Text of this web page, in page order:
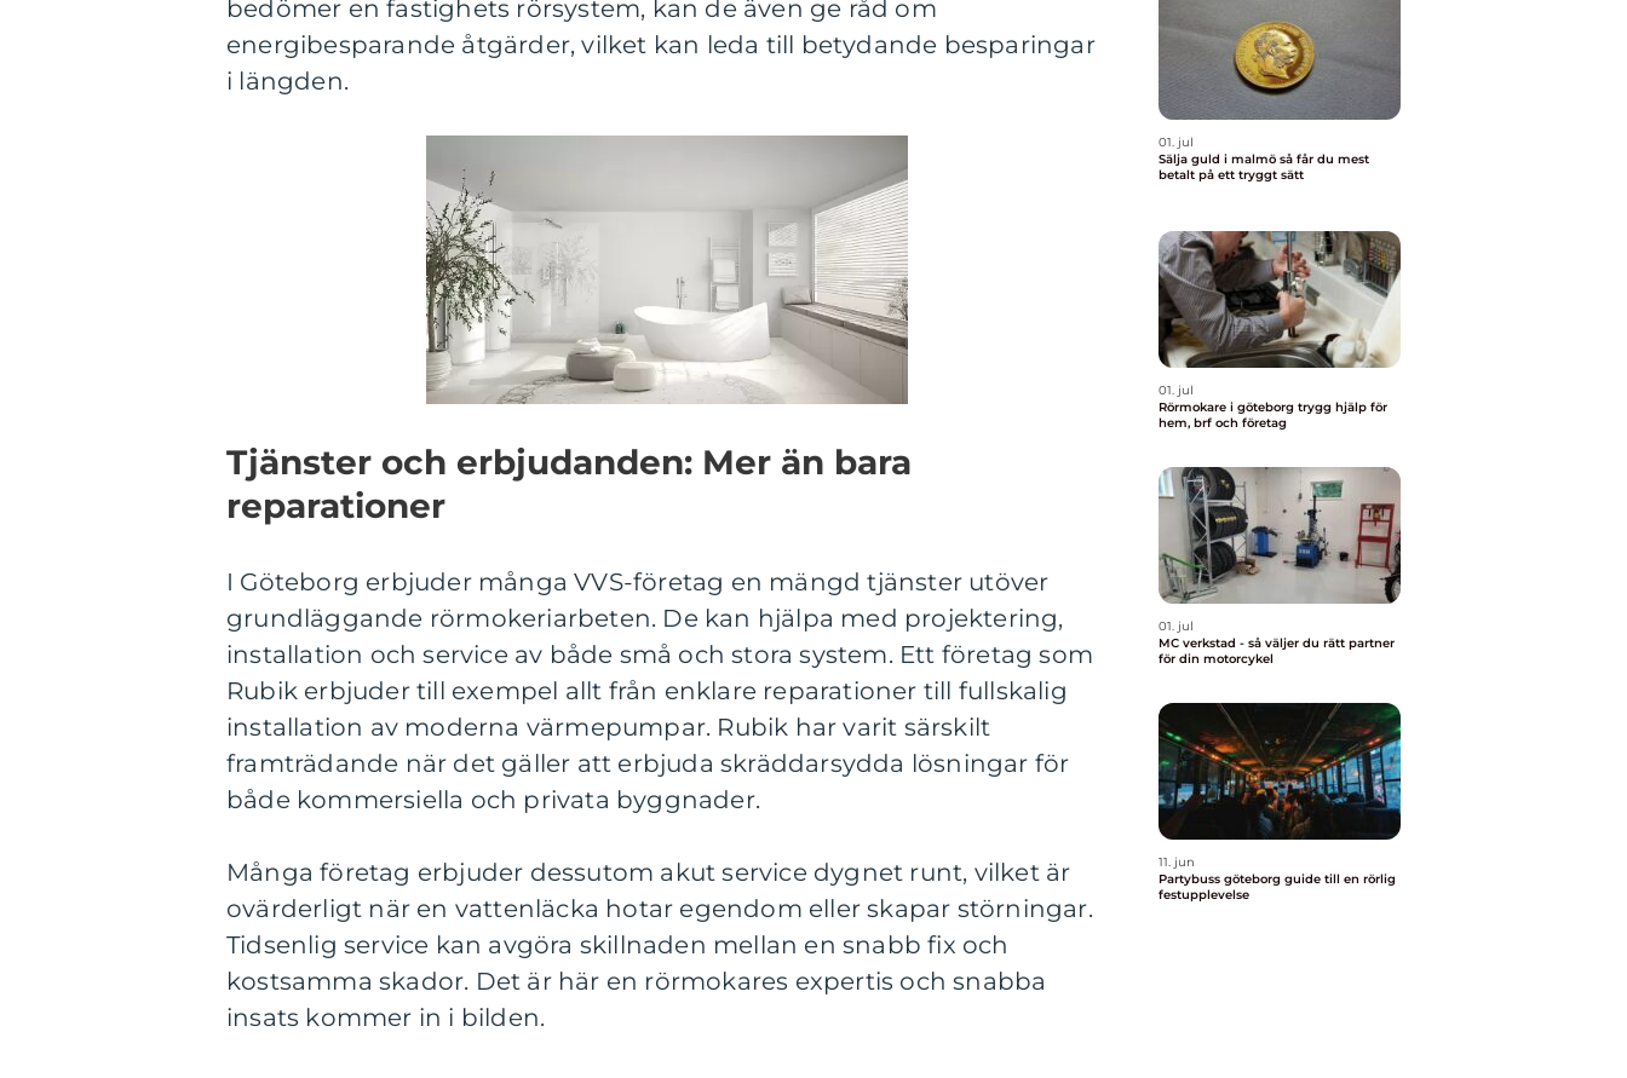
bedömer en fastighets rörsystem, kan de även ge råd om
energibesparande åtgärder, vilket kan leda till betydande besparingar
i längden.
Tjänster och erbjudanden: Mer än bara
reparationer
I Göteborg erbjuder många VVS-företag en mängd tjänster utöver
grundläggande rörmokeriarbeten. De kan hjälpa med projektering,
installation och service av både små och stora system. Ett företag som
Rubik erbjuder till exempel allt från enklare reparationer till fullskalig
installation av moderna värmepumpar. Rubik har varit särskilt
framträdande när det gäller att erbjuda skräddarsydda lösningar för
både kommersiella och privata byggnader.
Många företag erbjuder dessutom akut service dygnet runt, vilket är
ovärderligt när en vattenläcka hotar egendom eller skapar störningar.
Tidsenlig service kan avgöra skillnaden mellan en snabb fix och
kostsamma skador. Det är här en rörmokares expertis och snabba
insats kommer in i bilden.
01. jul
Sälja guld i malmö så får du mest
betalt på ett tryggt sätt
01. jul
Rörmokare i göteborg trygg hjälp för
hem, brf och företag
01. jul
MC verkstad - så väljer du rätt partner
för din motorcykel
11. jun
Partybuss göteborg guide till en rörlig
festupplevelse